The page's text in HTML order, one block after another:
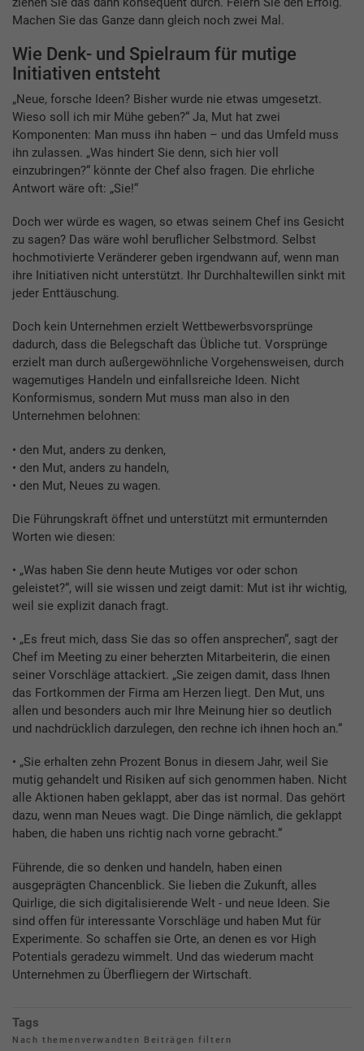
Machen Sie das Ganze dann gleich noch zwei Mal.
Wie Denk- und Spielraum für mutige
Initiativen entsteht
„Neue, forsche Ideen? Bisher wurde nie etwas umgesetzt.
Wieso soll ich mir Mühe geben?“ Ja, Mut hat zwei
Komponenten: Man muss ihn haben – und das Umfeld muss
ihn zulassen. „Was hindert Sie denn, sich hier voll
einzubringen?“ könnte der Chef also fragen. Die ehrliche
Antwort wäre oft: „Sie!“
Doch wer würde es wagen, so etwas seinem Chef ins Gesicht
zu sagen? Das wäre wohl beruflicher Selbstmord. Selbst
hochmotivierte Veränderer geben irgendwann auf, wenn man
ihre Initiativen nicht unterstützt. Ihr Durchhaltewillen sinkt mit
jeder Enttäuschung.
Doch kein Unternehmen erzielt Wettbewerbsvorsprünge
dadurch, dass die Belegschaft das Übliche tut. Vorsprünge
erzielt man durch außergewöhnliche Vorgehensweisen, durch
wagemutiges Handeln und einfallsreiche Ideen. Nicht
Konformismus, sondern Mut muss man also in den
Unternehmen belohnen:
• den Mut, anders zu denken,
• den Mut, anders zu handeln,
• den Mut, Neues zu wagen.
Die Führungskraft öffnet und unterstützt mit ermunternden
Worten wie diesen:
• „Was haben Sie denn heute Mutiges vor oder schon
geleistet?“, will sie wissen und zeigt damit: Mut ist ihr wichtig,
weil sie explizit danach fragt.
• „Es freut mich, dass Sie das so offen ansprechen“, sagt der
Chef im Meeting zu einer beherzten Mitarbeiterin, die einen
seiner Vorschläge attackiert. „Sie zeigen damit, dass Ihnen
das Fortkommen der Firma am Herzen liegt. Den Mut, uns
allen und besonders auch mir Ihre Meinung hier so deutlich
und nachdrücklich darzulegen, den rechne ich ihnen hoch an.“
• „Sie erhalten zehn Prozent Bonus in diesem Jahr, weil Sie
mutig gehandelt und Risiken auf sich genommen haben. Nicht
alle Aktionen haben geklappt, aber das ist normal. Das gehört
dazu, wenn man Neues wagt. Die Dinge nämlich, die geklappt
haben, die haben uns richtig nach vorne gebracht.“
Führende, die so denken und handeln, haben einen
ausgeprägten Chancenblick. Sie lieben die Zukunft, alles
Quirlige, die sich digitalisierende Welt - und neue Ideen. Sie
sind offen für interessante Vorschläge und haben Mut für
Experimente. So schaffen sie Orte, an denen es vor High
Potentials geradezu wimmelt. Und das wiederum macht
Unternehmen zu Überfliegern der Wirtschaft.
Tags
Nach themenverwandten Beiträgen filtern